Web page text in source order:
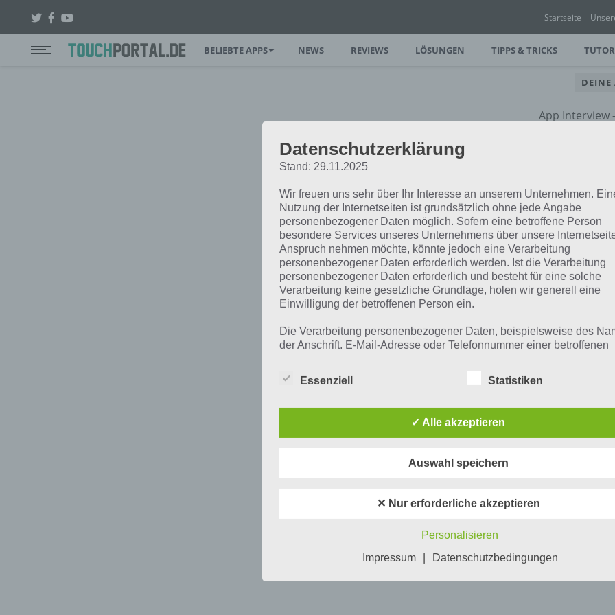
Startseite
BELIEBTE APPS NEWS REVIEWS LÖSUNGEN TIPPS & TRICKS
DEINE
App Interview
Datenschutzerklärung
Stand: 29.11.2025
Wir freuen uns sehr über Ihr Interesse an unserem Unternehmen.
Nutzung der Internetseiten ist grundsätzlich ohne jede Angabe
personenbezogener Daten möglich. Sofern eine betroffene Person
besondere Services unseres Unternehmens über unsere
Anspruch nehmen möchte, könnte jedoch eine Verarbeitung
personenbezogener Daten erforderlich werden. Ist die Verarbeitung
personenbezogener Daten erforderlich und besteht für eine solche
Verarbeitung keine gesetzliche Grundlage, holen wir generell eine
Einwilligung der betroffenen Person ein.
Die Verarbeitung personenbezogener Daten, beispielsweise des
der Anschrift, E-Mail-Adresse oder Telefonnummer einer betroffenen
Datenschutzbestimmungen. Mittels dieser Datenschutzerklärung
informieren. Ferner werden betroffene Personen mittels dieser
Datenschutzerklärung über die ihnen zustehenden Rechte
Wir haben als für die Verarbeitung Verantwortlicher zahlreiche
personenbezogenen Daten sicherzustellen. Dennoch können
aufweisen, sodass ein absoluter Schutz nicht gewährleistet werden
Aus diesem Grund steht es jeder betroffenen Person frei,
personenbezogene Daten auch auf alternativen Wegen,
Essenziell Statistiken
✓ Alle akzeptieren
Auswahl speichern
✕ Nur erforderliche akzeptieren
Personalisieren
Impressum
Datenschutzbedingungen